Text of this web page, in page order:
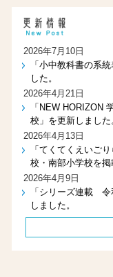
2026年7月10日
「小中教科書の系
した。
2026年4月21日
「NEW HORIZON
校」を更新しました
2026年4月13日
「てくてくえいご
校・南部小学校を掲
2026年4月9日
「シリーズ連載 令
しました。